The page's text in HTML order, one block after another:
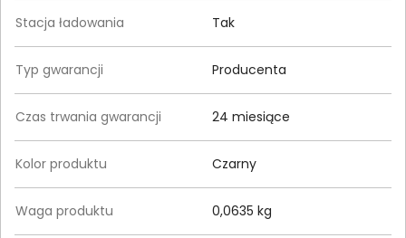
Stacja ładowania Tak
Typ gwarancji Producenta
Czas trwania gwarancji 24 miesiące
Kolor produktu Czarny
Waga produktu 0,0635 kg